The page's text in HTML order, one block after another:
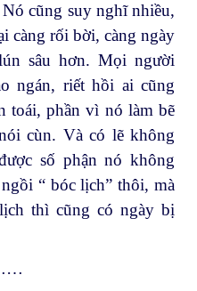
cũng suy nghĩ nhiều,
càng rối bời, càng ngày
sâu hơn. Mọi người
ngán, riết hồi ai cũng
toái, phần vì nó làm bẽ
cùn. Và có lẽ không
số phận nó không
“ bóc lịch” thôi, mà
thì cũng có ngày bị